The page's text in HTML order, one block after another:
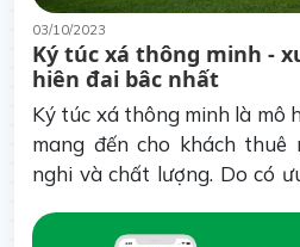
03/10/2023
Ký túc xá thông minh -
hiện đại bậc nhất
Ký túc xá thông minh là mô
mang đến cho khách thuê
nghi và chất lượng. Do có
chủ yếu ở các trường đại học